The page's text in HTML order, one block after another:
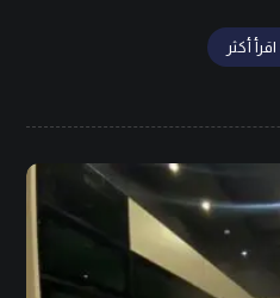
اقرأ أكثر